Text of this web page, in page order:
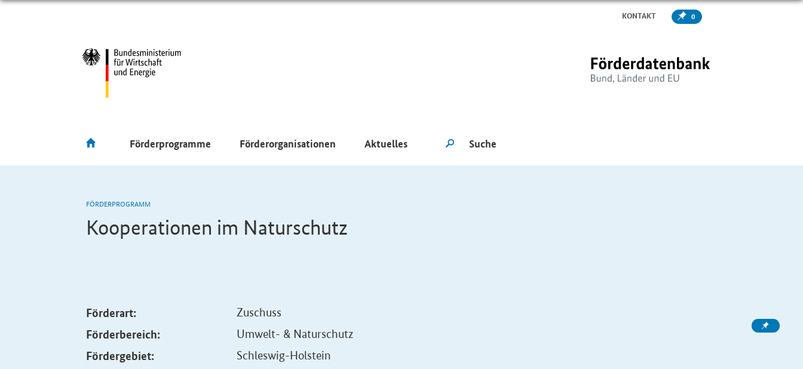
KONTAKT 0
Förderprogramme Förderorganisationen Aktuelles
FÖRDERPROGRAMM
Kooperationen im Naturschutz
Förderart: Zuschuss
Förderbereich: Umwelt- & Naturschutz
Fördergebiet: Schleswig-Holstein